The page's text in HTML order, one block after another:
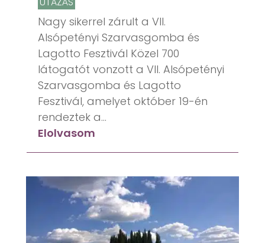
Nagy sikerrel zárult a VII.
Alsópetényi Szarvasgomba és
Lagotto Fesztivál Közel 700
látogatót vonzott a VII. Alsópetényi
Szarvasgomba és Lagotto
Fesztivál, amelyet október 19-én
rendeztek a...
Elolvasom